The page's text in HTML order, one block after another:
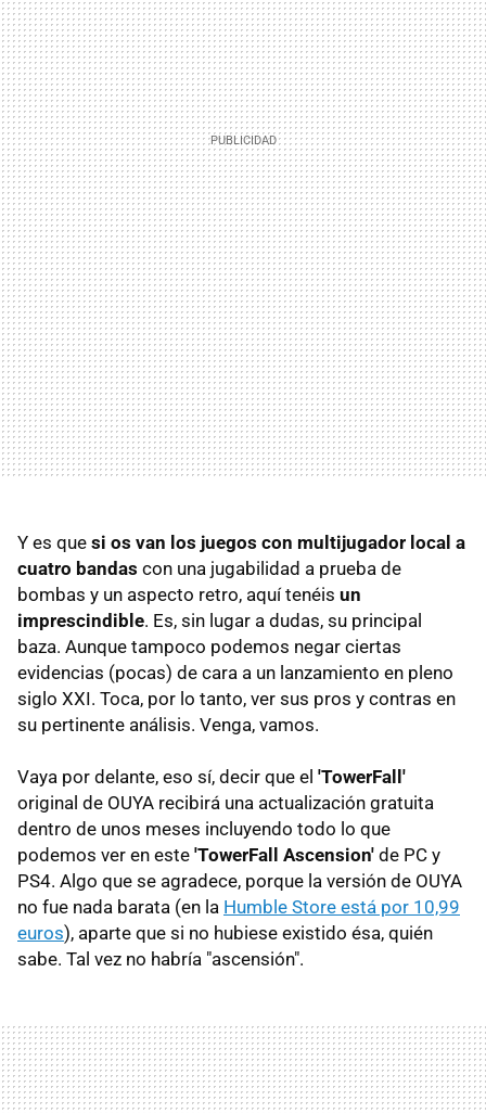
Y es que si os van los juegos con multijugador local a
cuatro bandas con una jugabilidad a prueba de
bombas y un aspecto retro, aquí tenéis un
imprescindible. Es, sin lugar a dudas, su principal
baza. Aunque tampoco podemos negar ciertas
evidencias (pocas) de cara a un lanzamiento en pleno
siglo XXI. Toca, por lo tanto, ver sus pros y contras en
su pertinente análisis. Venga, vamos.
Vaya por delante, eso sí, decir que el 'TowerFall'
original de OUYA recibirá una actualización gratuita
dentro de unos meses incluyendo todo lo que
podemos ver en este 'TowerFall Ascension' de PC y
PS4. Algo que se agradece, porque la versión de OUYA
no fue nada barata (en la Humble Store está por 10,99
euros), aparte que si no hubiese existido ésa, quién
sabe. Tal vez no habría "ascensión".